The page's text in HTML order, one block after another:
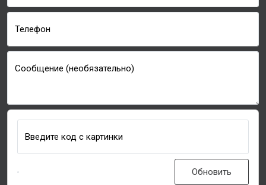
Телефон
Сообщение (необязательно)
Введите код с картинки
Обновить